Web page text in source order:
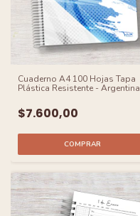
Cuaderno A4 100 Hojas Tapa
Plástica Resistente - Argentina
$7.600,00
COMPRAR